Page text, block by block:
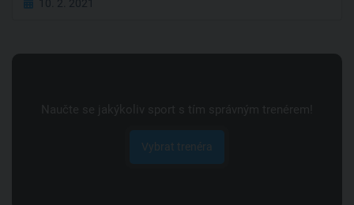
10. 2. 2021
Vybrat trenéra